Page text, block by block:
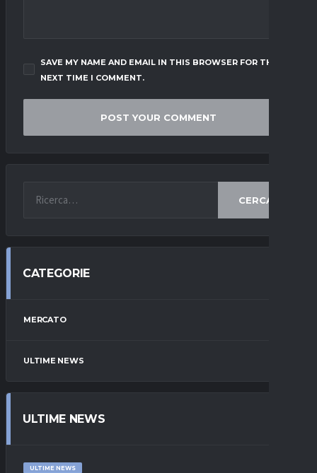
SAVE MY NAME AND EMAIL IN THIS BROWSER FOR THE
NEXT TIME I COMMENT.
CERCA
CATEGORIE
MERCATO
ULTIME NEWS
ULTIME NEWS
ULTIME NEWS